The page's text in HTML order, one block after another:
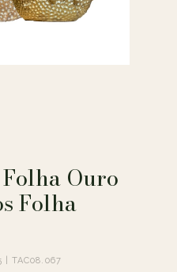
Ouro
Folha
| TAC08.067